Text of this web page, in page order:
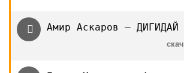
Амир Аскаров — ДИГИДАЙ